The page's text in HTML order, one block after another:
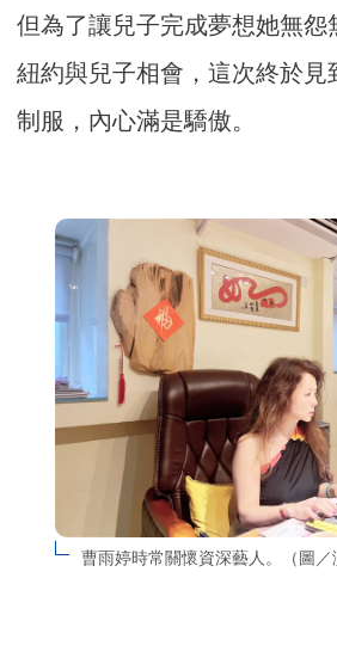
但為了讓兒子完成夢想她無怨
紐約與兒子相會，這次終於見
制服，內心滿是驕傲。
曹雨婷時常關懷資深藝人。（圖／